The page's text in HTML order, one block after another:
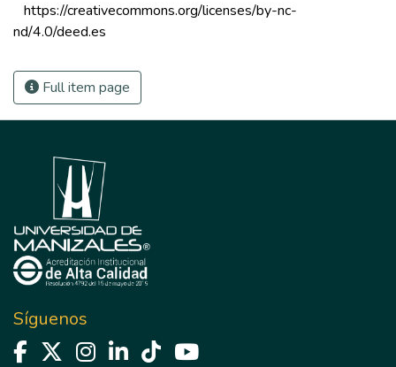
https://creativecommons.org/licenses/by-nc-
nd/4.0/deed.es
Full item page
Síguenos